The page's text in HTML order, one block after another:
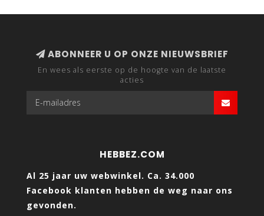
ABONNEER U OP ONZE NIEUWSBRIEF
En wees als eerste op de hoogte van de laatste
acties
HEBBEZ.COM
Al 25 jaar uw webwinkel. Ca. 34.000
Facebook klanten hebben de weg naar ons
gevonden.